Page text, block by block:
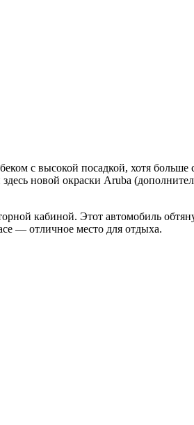
с высокой посадкой, хотя
новой окраски Aruba
кабиной. Этот автомобиль
— отличное место для отдыха.